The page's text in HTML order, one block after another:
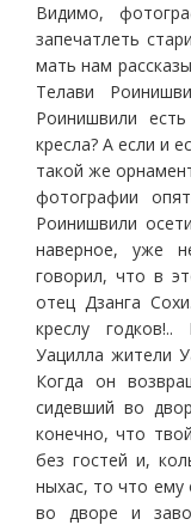
Видимо,
запечатлеть
мать нам
Телави
Роинишвили
кресла? А если и
такой же
фотографии
Роинишвили
наверное, уже
говорил, что в
отец Дзанга
креслу
Уацилла жители
Когда он
сидевший во
конечно, что
без гостей и,
ныхас, то что ему
во дворе и